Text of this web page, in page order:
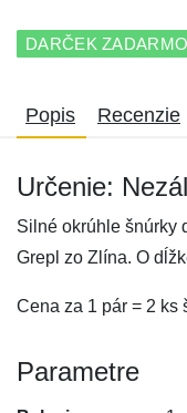
DARČEK ZADARMO
Popis Recenzie
Určenie:
Silné okrúhle šnúrky
Grepl zo Zlína. O
Cena za 1 pár = 2 ks
Parametre